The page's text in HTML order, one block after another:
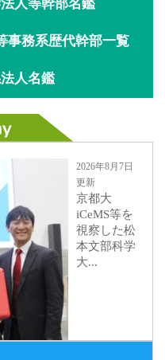
人等幹部名鑑
事務系歴代幹部一覧
人名鑑
2026年8月7日
更新
京都大
iCeMS等を
視察した松
本文部科学
大...